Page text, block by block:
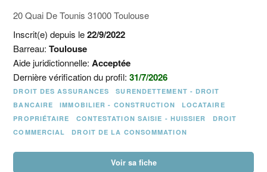
20 Quai De Tounis 31000 Toulouse
Inscrit(e) depuis le22/9/2022
Barreau:Toulouse
Aide juridictionnelle:Acceptée
Dernière vérification du profil:31/7/2026
DROIT DES ASSURANCES
SURENDETTEMENT - DROIT
BANCAIRE
IMMOBILIER - CONSTRUCTION
LOCATAIRE
PROPRIÉTAIRE
CONTESTATION SAISIE - HUISSIER
DROIT
COMMERCIAL
DROIT DE LA CONSOMMATION
Voir sa fiche